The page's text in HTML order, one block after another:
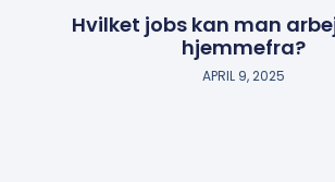
Hvilket jobs kan man
hjemmefra?
APRIL 9, 2025